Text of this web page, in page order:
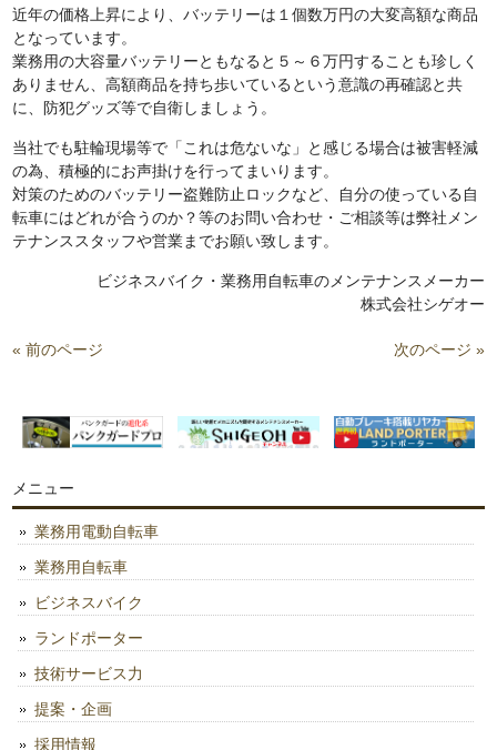
近年の価格上昇により、バッテリーは１個数万円の大変高額な商品
となっています。
業務用の大容量バッテリーともなると５～６万円することも珍しく
ありません、高額商品を持ち歩いているという意識の再確認と共
に、防犯グッズ等で自衛しましょう。
当社でも駐輪現場等で「これは危ないな」と感じる場合は被害軽減
の為、積極的にお声掛けを行ってまいります。
対策のためのバッテリー盗難防止ロックなど、自分の使っている自
転車にはどれが合うのか？等のお問い合わせ・ご相談等は弊社メン
テナンススタッフや営業までお願い致します。
ビジネスバイク・業務用自転車のメンテナンスメーカー
株式会社シゲオー
« 前のページ 次のページ »
メニュー
業務用電動自転車
業務用自転車
ビジネスバイク
ランドポーター
技術サービス力
提案・企画
採用情報